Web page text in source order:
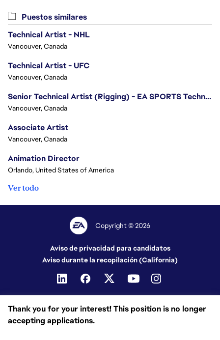
Thank you for your interest! This position is no longer
accepting applications.
Puestos similares
Technical Artist - NHL
Vancouver, Canada
Technical Artist - UFC
Vancouver, Canada
Senior Technical Artist (Rigging) - EA SPORTS Technology
Vancouver, Canada
Associate Artist
Vancouver, Canada
Animation Director
Orlando, United States of America
Ver todo
Copyright © 2026
Aviso de privacidad para candidatos
Aviso durante la recopilación (California)